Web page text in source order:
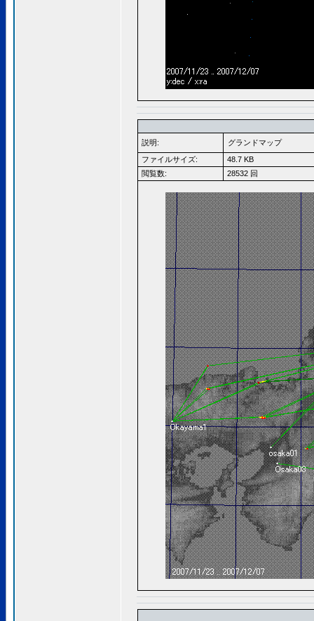
説明:
グランドマップ
ファイルサイズ:
48.7 KB
閲覧数:
28532 回